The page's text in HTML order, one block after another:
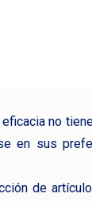
no
en sus
de